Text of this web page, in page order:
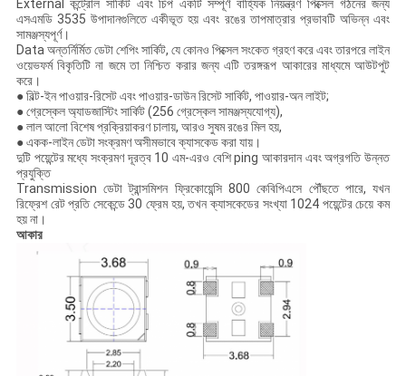
External কন্ট্রোল সার্কিট এবং চিপ একটি সম্পূর্ণ বাহ্যিক নিয়ন্ত্রণ পিক্সেল গঠনের জন্য
এসএমডি 3535 উপাদানগুলিতে একীভূত হয় এবং রঙের তাপমাত্রার প্রভাবটি অভিন্ন এবং
সামঞ্জস্যপূর্ণ।
Data অন্তর্নির্মিত ডেটা শেপিং সার্কিট, যে কোনও পিক্সেল সংকেত গ্রহণ করে এবং তারপরে লাইন
ওয়েভফর্ম বিকৃতিটি না জমে তা নিশ্চিত করার জন্য এটি তরঙ্গরূপ আকারের মাধ্যমে আউটপুট
করে।
● বিল্ট-ইন পাওয়ার-রিসেট এবং পাওয়ার-ডাউন রিসেট সার্কিট, পাওয়ার-অন লাইট;
● গ্রেস্কেল অ্যাডজাস্টিং সার্কিট (256 গ্রেস্কেল সামঞ্জস্যযোগ্য),
● লাল আলো বিশেষ প্রক্রিয়াকরণ চালায়, আরও সুষম রঙের মিল হয়,
● একক-লাইন ডেটা সংক্রমণ অসীমভাবে ক্যাসকেড করা যায়।
দুটি পয়েন্টের মধ্যে সংক্রমণ দূরত্ব 10 এম-এরও বেশি ping আকারদান এবং অগ্রগতি উন্নত
প্রযুক্তি
Transmission ডেটা ট্রান্সমিশন ফ্রিকোয়েন্সি 800 কেবিপিএসে পৌঁছতে পারে, যখন
রিফ্রেশ রেট প্রতি সেকেন্ডে 30 ফ্রেম হয়, তখন ক্যাসকেডের সংখ্যা 1024 পয়েন্টের চেয়ে কম
হয় না।
আকার